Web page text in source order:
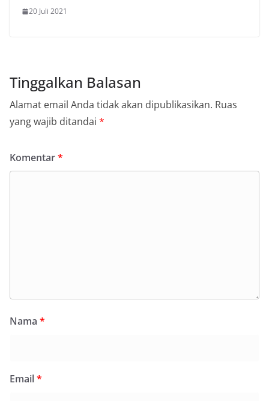
20 Juli 2021
Tinggalkan Balasan
Alamat email Anda tidak akan dipublikasikan. Ruas
yang wajib ditandai *
Komentar*
Nama *
Email*